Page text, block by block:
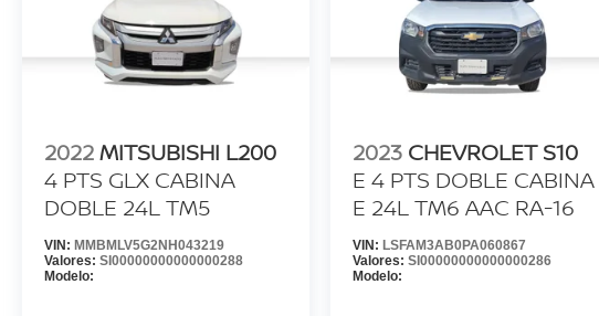
2022MITSUBISHI L200
4 PTS GLX CABINA
DOBLE 24L TM5
VIN: MMBMLV5G2NH043219
Valores: SI00000000000000288
Modelo:
2023 CHEVROLET S10
E 4 PTS DOBLE CABINA
E 24L TM6 AAC RA-16
VIN: LSFAM3AB0PA060867
Valores:SI00000000000000286
Modelo: